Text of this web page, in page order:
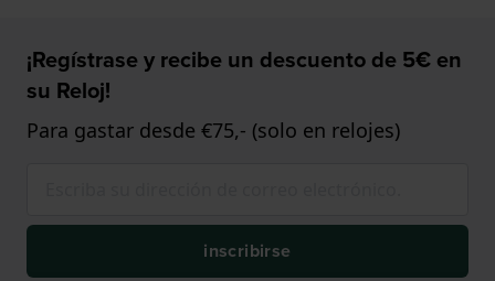
¡Regístrase y recibe un descuento de 5€ en
su Reloj!
Para gastar desde €75,- (solo en relojes)
inscribirse